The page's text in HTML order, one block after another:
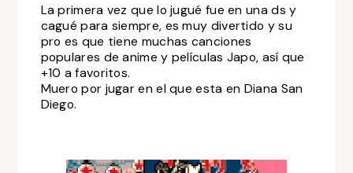
La primera vez que lo jugué fue en una ds y
cagué para siempre, es muy divertido y su
pro es que tiene muchas canciones
populares de anime y películas Japo, así que
+10 a favoritos.
Muero por jugar en el que esta en Diana San
Diego.